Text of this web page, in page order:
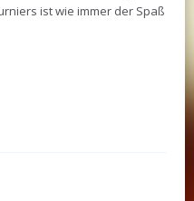
ist wie immer der Spaß